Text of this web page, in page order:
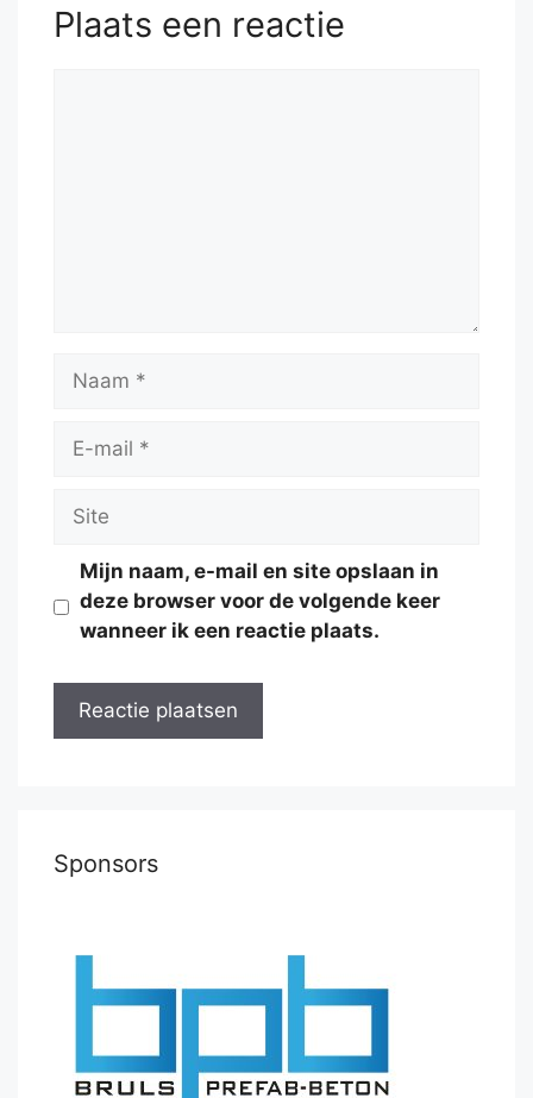
Plaats een reactie
Naam
Site
Mijn naam, e-mail en site opslaan in
deze browser voor de volgende keer
wanneer ik een reactie plaats.
Sponsors